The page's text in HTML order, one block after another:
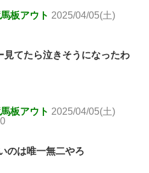
板アウト 2025/04/05(土)
てたら泣きそうになったわ
板アウト 2025/04/05(土)
のは唯一無二やろ